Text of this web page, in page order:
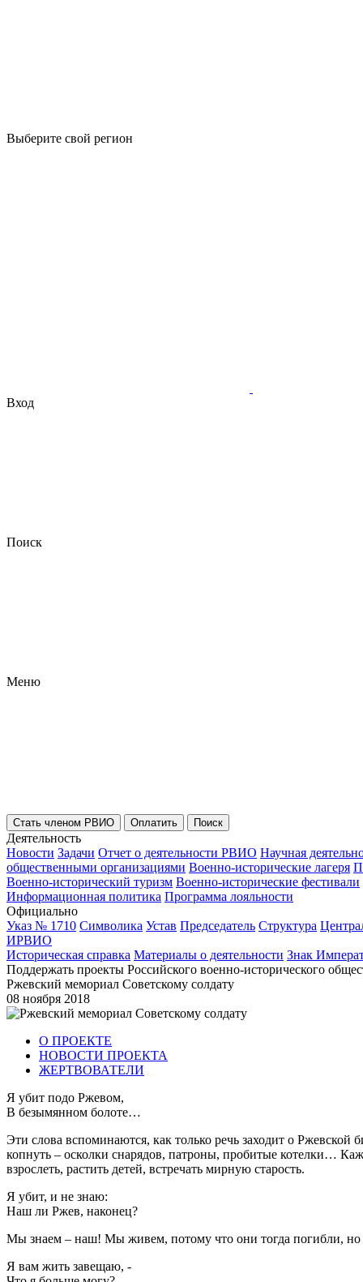
Выберите свой регион
Вход
Поиск
Меню
Стать членом РВИО Оплатить Поиск
Деятельность
Новости Задачи Отчет о деятельности РВИО Научная
общественными организациями Военно-исторические лагеря
Военно-исторический туризм Военно-исторические фестивали
Информационная политика Программа лояльности
Официально
Указ № 1710 Символика Устав Председатель Структура
ИРВИО
Историческая справка Материалы о деятельности Знак
Поддержать проекты Российского военно-исторического
Ржевский мемориал Советскому солдату
08 ноября 2018
О ПРОЕКТЕ
НОВОСТИ ПРОЕКТА
ЖЕРТВОВАТЕЛИ
Я убит подо Ржевом,
В безымянном болоте…
Эти слова вспоминаются, как только речь заходит о
копнуть – осколки снарядов, патроны, пробитые котелки…
взрослеть, растить детей, встречать мирную старость.
Я убит, и не знаю:
Наш ли Ржев, наконец?
Мы знаем – наш! Мы живем, потому что они тогда погибли, но
Я вам жить завещаю, -